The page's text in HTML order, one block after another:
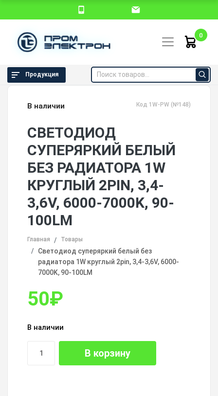
0
Продукция
В наличии Код 1W-PW (№148)
СВЕТОДИОД
СУПЕРЯРКИЙ БЕЛЫЙ
БЕЗ РАДИАТОРА 1W
КРУГЛЫЙ 2PIN, 3,4-
3,6V, 6000-7000K, 90-
100LM
Главная Товары
Светодиод суперяркий белый без
радиатора 1W круглый 2pin, 3,4-3,6V, 6000-
7000K, 90-100LM
50₽
В наличии
В корзину